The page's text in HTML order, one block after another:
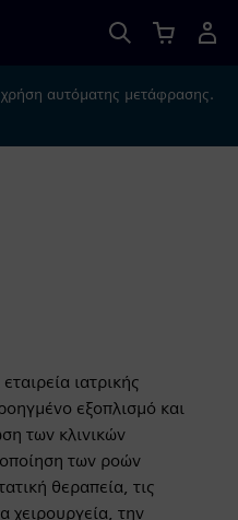
χρήση αυτόματης μετάφρασης.
ιατρικής
εξοπλισμό και
των κλινικών
των ροών
θεραπεία, τις
χειρουργεία, την